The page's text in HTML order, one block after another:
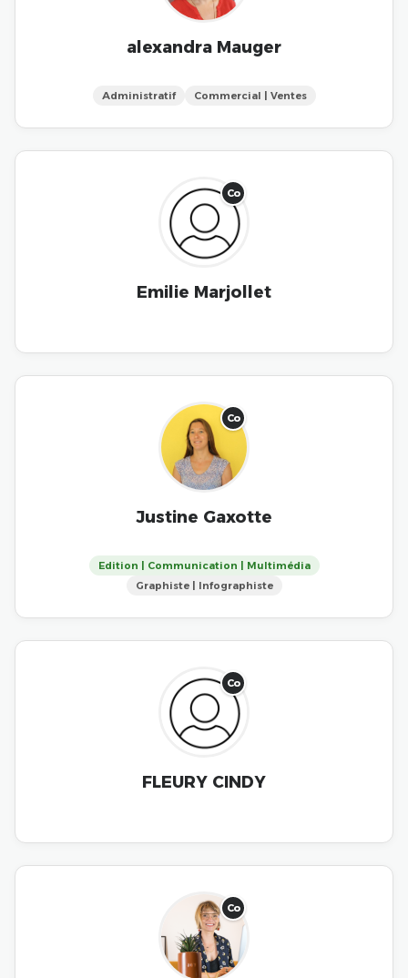
alexandra Mauger
Administratif Commercial | Ventes
Co
Emilie Marjollet
Co
Justine Gaxotte
Edition | Communication | Multimédia
Graphiste | Infographiste
Co
FLEURY CINDY
Co